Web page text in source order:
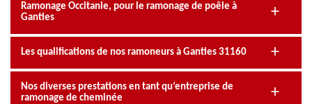
Ramonage Occitanie, pour le ramonage de poêle à
Ganties
Les qualifications de nos ramoneurs à Ganties 31160
Nos diverses prestations en tant qu’entreprise de
ramonage de cheminée